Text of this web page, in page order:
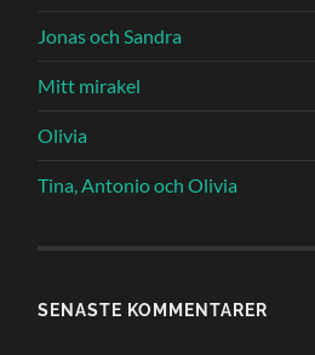
Jonas och Sandra
Mitt mirakel
Olivia
Tina, Antonio och Olivia
SENASTE KOMMENTARER